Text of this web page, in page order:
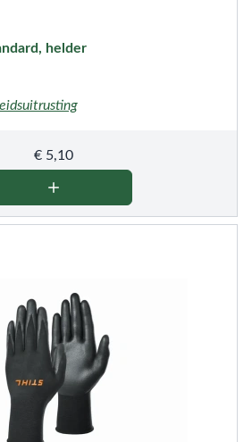
helder
€ 5,10